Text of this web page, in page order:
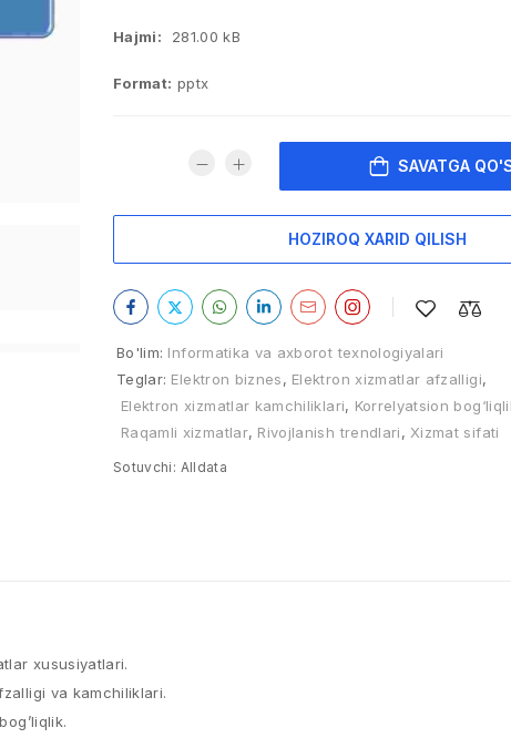
Hajmi: 281.00 kB
Format: pptx
SAVATGA
HOZIROQ XARID QILISH
Bo'lim: Informatika va axborot texnologiyalari
Teglar: Elektron biznes, Elektron xizmatlar afzalligi,
Elektron xizmatlar kamchiliklari, Korrelyatsion
Raqamli xizmatlar, Rivojlanish trendlari, Xizmat sifati
Sotuvchi: Alldata
xususiyatlari.​
va kamchiliklari.​